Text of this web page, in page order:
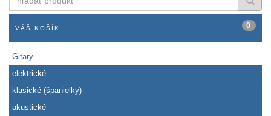
produkt
VÁŠ KOŠÍK 0
Gitary
elektrické
klasické (španielky)
akustické